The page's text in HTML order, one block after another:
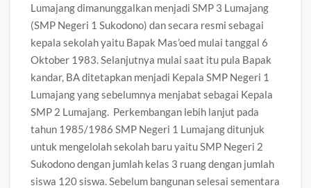
Lumajang dimanunggalkan menjadi SMP 3 Lumajang
(SMP Negeri 1 Sukodono) dan secara resmi sebagai
kepala sekolah yaitu Bapak Mas’oed mulai tanggal 6
Oktober 1983. Selanjutnya mulai saat itu pula Bapak
kandar, BA ditetapkan menjadi Kepala SMP Negeri 1
Lumajang yang sebelumnya menjabat sebagai Kepala
SMP 2 Lumajang. Perkembangan lebih lanjut pada
tahun 1985/1986 SMP Negeri 1 Lumajang ditunjuk
untuk mengelolah sekolah baru yaitu SMP Negeri 2
Sukodono dengan jumlah kelas 3 ruang dengan jumlah
siswa 120 siswa. Sebelum bangunan selesai sementara